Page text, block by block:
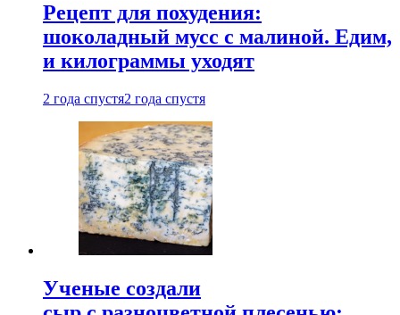
Рецепт для похудения:
шоколадный мусс с малиной. Едим,
и килограммы уходят
2 года спустя2 года спустя
Ученые создали